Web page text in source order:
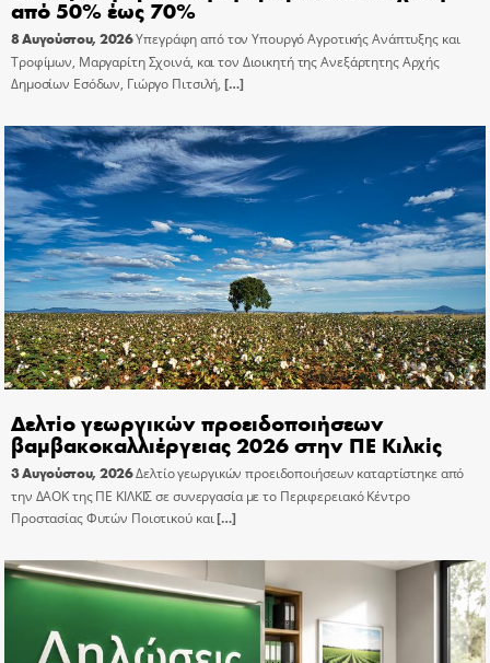
από 50% έως 70%
8 Αυγούστου, 2026Υπεγράφη από τον Υπουργό Αγροτικής Ανάπτυξης και
Τροφίμων, Μαργαρίτη Σχοινά, και τον Διοικητή της Ανεξάρτητης Αρχής
Δημοσίων Εσόδων, Γιώργο Πιτσιλή, […]
Δελτίο γεωργικών προειδοποιήσεων
βαμβακοκαλλιέργειας 2026 στην ΠΕ Κιλκίς
3 Αυγούστου, 2026Δελτίο γεωργικών προειδοποιήσεων καταρτίστηκε από
την ΔΑΟΚ της ΠΕ ΚΙΛΚΙΣ σε συνεργασία με το Περιφερειακό Κέντρο
Προστασίας Φυτών Ποιοτικού και[…]